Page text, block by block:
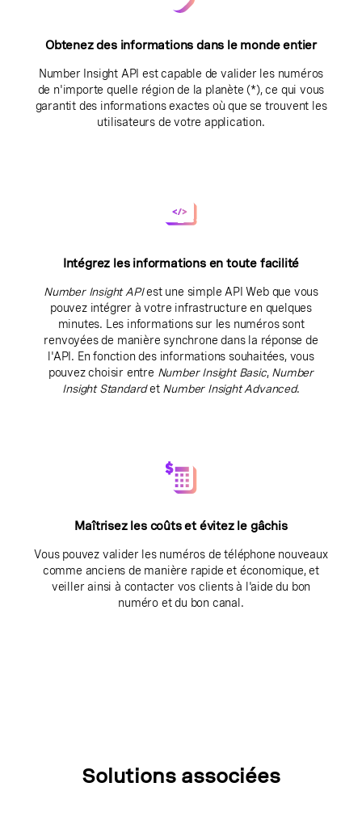
Obtenez des informations dans le monde entier
Number Insight API est capable de valider les numéros
de n'importe quelle région de la planète (*), ce qui vous
garantit des informations exactes où que se trouvent les
utilisateurs de votre application.
Intégrez les informations en toute facilité
Number Insight APIest une simple API Web que vous
pouvez intégrer à votre infrastructure en quelques
minutes. Les informations sur les numéros sont
renvoyées de manière synchrone dans la réponse de
l'API. En fonction des informations souhaitées, vous
pouvez choisir entre Number Insight Basic, Number
Insight Standardet Number Insight Advanced.
Maîtrisez les coûts et évitez le gâchis
Vous pouvez valider les numéros de téléphone nouveaux
comme anciens de manière rapide et économique, et
veiller ainsi à contacter vos clients à l'aide du bon
numéro et du bon canal.
Solutions associées